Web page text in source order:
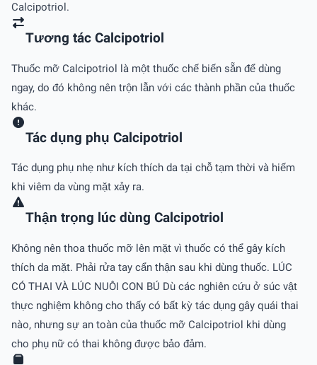
Calcipotriol.
Tương tác Calcipotriol
Thuốc mỡ Calcipotriol là một thuốc chế biến sẵn để dùng
ngay, do đó không nên trộn lẫn với các thành phần của thuốc
khác.
Tác dụng phụ Calcipotriol
Tác dụng phụ nhẹ như kích thích da tại chỗ tạm thời và hiếm
khi viêm da vùng mặt xảy ra.
Thận trọng lúc dùng Calcipotriol
Không nên thoa thuốc mỡ lên mặt vì thuốc có thể gây kích
thích da mặt. Phải rửa tay cẩn thận sau khi dùng thuốc. LÚC
CÓ THAI VÀ LÚC NUÔI CON BÚ Dù các nghiên cứu ở súc vật
thực nghiệm không cho thấy có bất kỳ tác dụng gây quái thai
nào, nhưng sự an toàn của thuốc mỡ Calcipotriol khi dùng
cho phụ nữ có thai không được bảo đảm.